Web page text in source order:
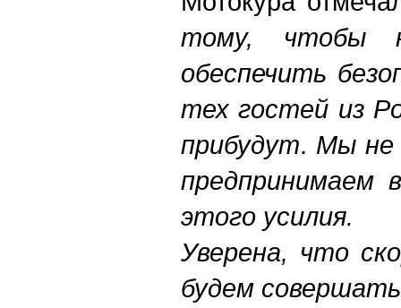
тому, чтобы
обеспечить
тех гостей из
прибудут. Мы не
предпринимаем
этого усилия.
Уверена, что
будем